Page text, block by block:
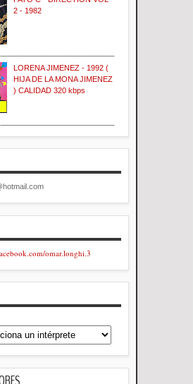
2 - 1982
LORENA JIMENEZ - 1992 (
HIJA DE LA MONA JIMENEZ
) CALIDAD 320 kbps
omar.longhi.3